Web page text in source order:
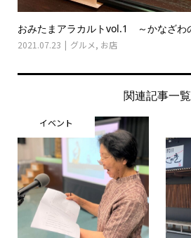
おみたまアラカルトvol.1 ～かなざわ
2021.07.23 グルメ, お店
関連記事一覧
イベント